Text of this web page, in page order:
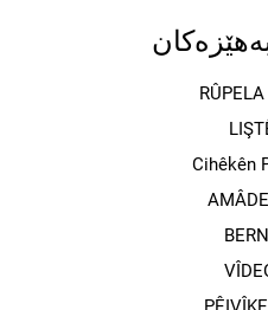
Cihêkên